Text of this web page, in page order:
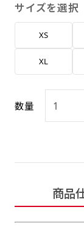
サイズを選択
XS
XL
数量
商品
デザインの
魔になりに
ールが必要
台座タイプ
います。レ
店内用です
魔になりに
ールが必要
台座タイプ
います。レ